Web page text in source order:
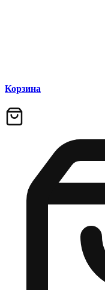
Корзина